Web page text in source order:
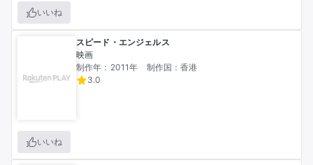
いいね
スピード・エンジェルス
映画
制作年：2011年
制作国：香港
3.0
いいね